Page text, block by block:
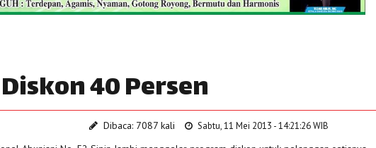
40 Persen
Dibaca: 7087 kali Sabtu, 11 Mei 2013 - 14:21:26 WIB